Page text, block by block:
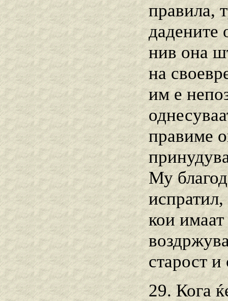
правила,
дадените
нив она
на
им е
правиме
Му
кои имаат
старост и
29. Кога